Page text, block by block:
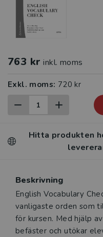
763 kr inkl. moms
Exkl. moms: 720 kr
Hitta produkten
Beskrivning
English Vocabulary
vanligaste orden som
för kursen. Med hjälp
befäster och utökar